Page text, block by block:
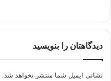
دیدگاهتان را بنویسید
نشانی ایمیل شما منتشر نخواهد شد.